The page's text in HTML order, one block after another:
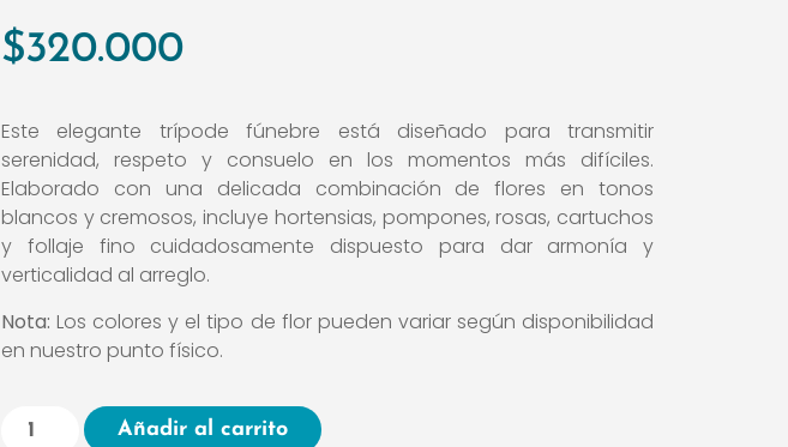
$320.000
Este elegante trípode fúnebre está diseñado para transmitir
serenidad, respeto y consuelo en los momentos más difíciles.
Elaborado con una delicada combinación de flores en tonos
blancos y cremosos, incluye hortensias, pompones, rosas, cartuchos
y follaje fino cuidadosamente dispuesto para dar armonía y
verticalidad al arreglo.
Nota: Los colores y el tipo de flor pueden variar según disponibilidad
en nuestro punto físico.
Añadir al carrito